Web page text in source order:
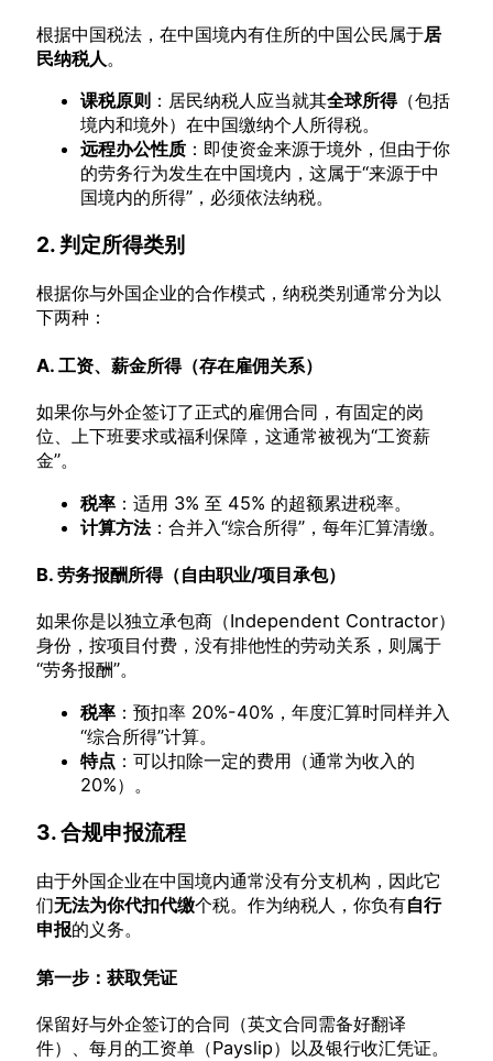
根据中国税法，在中国境内有住所的中国公民属于居
民纳税人 。
课税原则 ：居民纳税人应当就其全球所得（包括
境内和境外）在中国缴纳个人所得税。
远程办公性质 ：即使资金来源于境外，但由于你
的劳务行为发生在中国境内，这属于“来源于中
国境内的所得”，必须依法纳税。
2. 判定所得类别
根据你与外国企业的合作模式，纳税类别通常分为以
下两种：
A. 工资、薪金所得（存在雇佣关系）
如果你与外企签订了正式的雇佣合同，有固定的岗
位、上下班要求或福利保障，这通常被视为“工资薪
金”。
税率 ：适用 3% 至 45% 的超额累进税率。
计算方法：合并入“综合所得”，每年汇算清缴。
B. 劳务报酬所得（自由职业/项目承包）
如果你是以独立承包商（Independent Contractor）
身份，按项目付费，没有排他性的劳动关系，则属于
“劳务报酬”。
税率 ：预扣率 20%-40%，年度汇算时同样并入
“综合所得”计算。
特点 ：可以扣除一定的费用（通常为收入的
20%）。
3. 合规申报流程
由于外国企业在中国境内通常没有分支机构，因此它
们无法为你代扣代缴个税。作为纳税人，你负有自行
申报的义务。
第一步：获取凭证
保留好与外企签订的合同（英文合同需备好翻译
件）、每月的工资单（Payslip）以及银行收汇凭证。